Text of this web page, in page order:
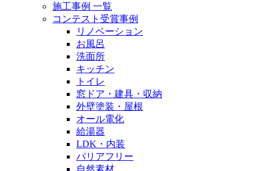
施工事例 一覧
コンテスト受賞事例
リノベーション
お風呂
洗面所
キッチン
トイレ
窓ドア・建具・収納
外壁塗装・屋根
オール電化
給湯器
LDK・内装
バリアフリー
自然素材